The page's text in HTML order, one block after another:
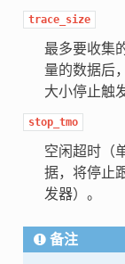
trace_size
最多要收集
量的数据后
大小停止触
stop_tmo
空闲超时（
据，将停止
发器）。
备注